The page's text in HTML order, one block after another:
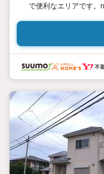
で便利なエリアです。
やメイン料理も定評